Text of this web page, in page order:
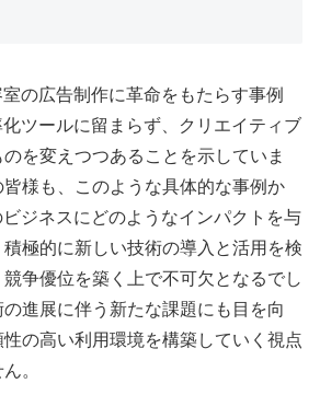
の広告制作に革命をもたらす事例
ツールに留まらず、クリエイティブ
を変えつつあることを示していま
様も、このような具体的な事例か
ジネスにどのようなインパクトを与
極的に新しい技術の導入と活用を検
争優位を築く上で不可欠となるでし
進展に伴う新たな課題にも目を向
の高い利用環境を構築していく視点
。